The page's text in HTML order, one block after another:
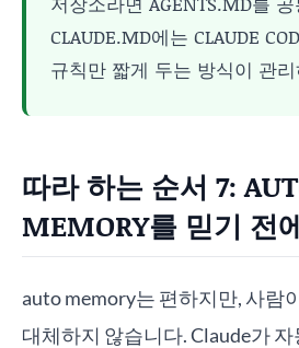
CLAUDE.MD에는 CLAUDE
규칙만 짧게 두는 방식이 관
따라 하는 순서 7:
MEMORY를 믿기 전
auto memory는 편하지만, 사람
대체하지 않습니다. Claude가